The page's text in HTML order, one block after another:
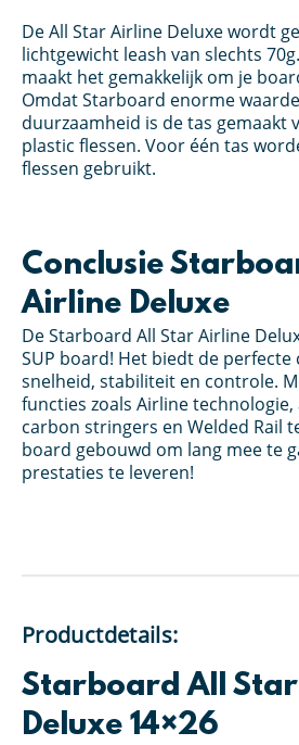
De All Star Airline Deluxe wordt
lichtgewicht leash van slechts
maakt het gemakkelijk om je
Omdat Starboard enorme
duurzaamheid is de tas gemaakt
plastic flessen. Voor één tas
flessen gebruikt.
Conclusie
Airline Deluxe
De Starboard All Star Airline
SUP board! Het biedt de perfecte
snelheid, stabiliteit en controle.
functies zoals Airline technologie,
carbon stringers en Welded Rail
board gebouwd om lang mee te
prestaties te leveren!
Productdetails:
Starboard All
Deluxe 14×26